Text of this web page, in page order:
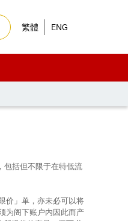
繁體 ENG
包括但不限于在特低流
价」单，亦未必可以将
为阁下账户内因此而产